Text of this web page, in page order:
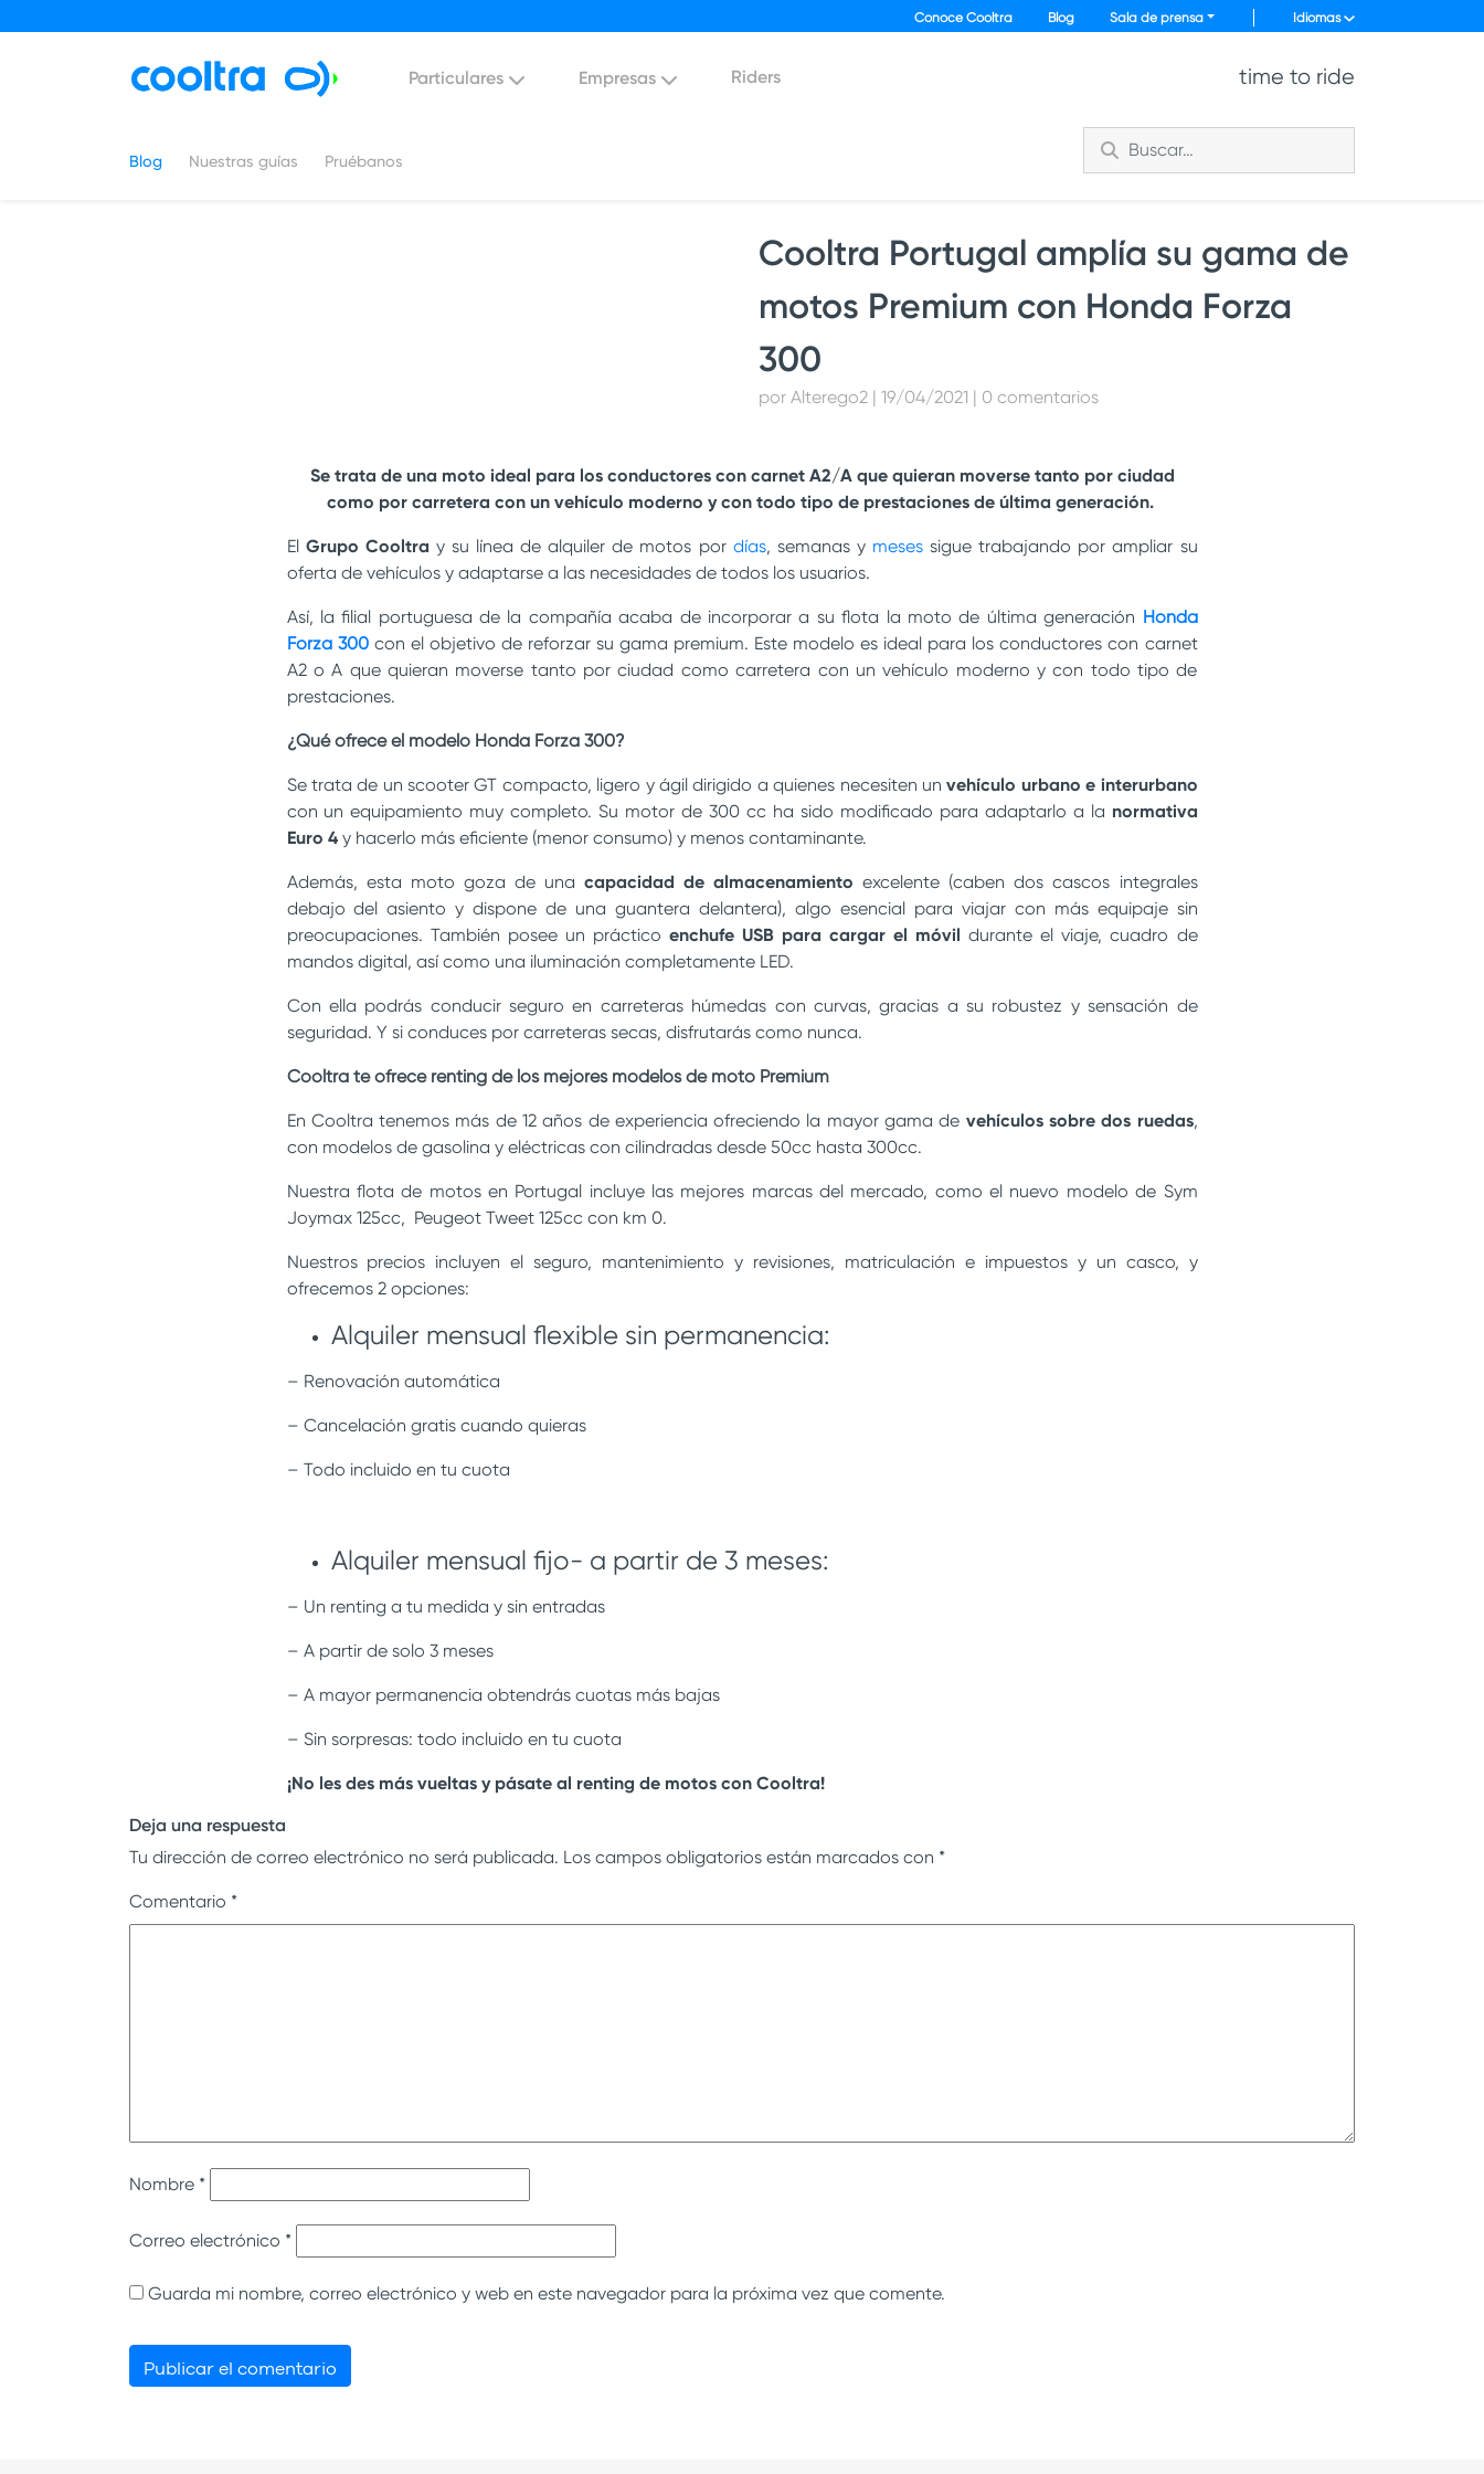
Conoce Cooltra Blog Sala de prensa Idiomas
Particulares Empresas Riders time to ride
Blog Nuestras guías Pruébanos
Cooltra Portugal amplía su gama de
motos Premium con Honda Forza
300
por Alterego2 | 19/04/2021 | 0 comentarios
Se trata de una moto ideal para los conductores con carnet A2/A que quieran moverse tanto por ciudad
como por carretera con un vehículo moderno y con todo tipo de prestaciones de última generación.
El Grupo Cooltra y su línea de alquiler de motos por días, semanas y meses sigue trabajando por ampliar su
oferta de vehículos y adaptarse a las necesidades de todos los usuarios.
Así, la filial portuguesa de la compañía acaba de incorporar a su flota la moto de última generación Honda
Forza 300con el objetivo de reforzar su gama premium. Este modelo es ideal para los conductores con carnet
A2 o A que quieran moverse tanto por ciudad como carretera con un vehículo moderno y con todo tipo de
prestaciones.
¿Qué ofrece el modelo Honda Forza 300?
Se trata de un scooter GT compacto, ligero y ágil dirigido a quienes necesiten unvehículo urbano e interurbano
con un equipamiento muy completo. Su motor de 300 cc ha sido modificado para adaptarlo a la normativa
Euro 4y hacerlo más eficiente (menor consumo) y menos contaminante.
Además, esta moto goza de una capacidad de almacenamiento excelente (caben dos cascos integrales
debajo del asiento y dispone de una guantera delantera), algo esencial para viajar con más equipaje sin
preocupaciones. También posee un práctico enchufe USB para cargar el móvil durante el viaje, cuadro de
mandos digital, así como una iluminación completamente LED.
Con ella podrás conducir seguro en carreteras húmedas con curvas, gracias a su robustez y sensación de
seguridad. Y si conduces por carreteras secas, disfrutarás como nunca.
Cooltra te ofrece renting de los mejores modelos de moto Premium
En Cooltra tenemos más de 12 años de experiencia ofreciendo la mayor gama de vehículos sobre dos ruedas,
con modelos de gasolina y eléctricas con cilindradas desde 50cc hasta 300cc.
Nuestra flota de motos en Portugal incluye las mejores marcas del mercado, como el nuevo modelo de Sym
Joymax 125cc, Peugeot Tweet 125cc con km 0.
Nuestros precios incluyen el seguro, mantenimiento y revisiones, matriculación e impuestos y un casco, y
ofrecemos 2 opciones:
Alquiler mensual flexible sin permanencia:
– Renovación automática
– Cancelación gratis cuando quieras
– Todo incluido en tu cuota
Alquiler mensual fijo- a partir de 3 meses:
– Un renting a tu medida y sin entradas
– A partir de solo 3 meses
– A mayor permanencia obtendrás cuotas más bajas
– Sin sorpresas: todo incluido en tu cuota
¡No les des más vueltas y pásate al renting de motos con Cooltra!
Deja una respuesta
Tu dirección de correo electrónico no será publicada. Los campos obligatorios están marcados con *
Comentario *
Nombre *
Correo electrónico *
Guarda mi nombre, correo electrónico y web en este navegador para la próxima vez que comente.